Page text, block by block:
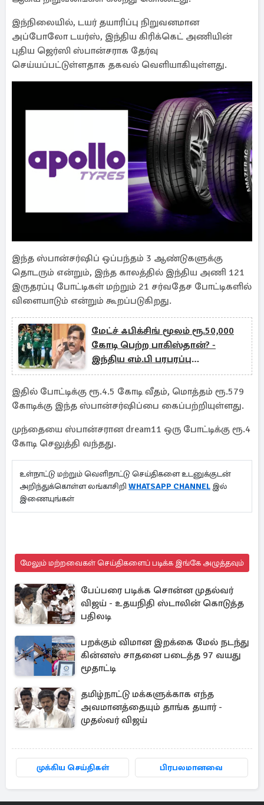
இந்நிலையில், டயர் தயாரிப்பு நிறுவனமான
அப்போலோ டயர்ஸ், இந்திய கிரிக்கெட் அணியின்
புதிய ஜெர்ஸி ஸ்பான்சராக தேர்வு
செய்யப்பட்டுள்ளதாக தகவல் வெளியாகியுள்ளது.
இந்த ஸ்பான்சர்ஷிப் ஒப்பந்தம் 3 ஆண்டுகளுக்கு
தொடரும் என்றும், இந்த காலத்தில் இந்திய அணி 121
இருதரப்பு போட்டிகள் மற்றும் 21 சர்வதேச போட்டிகளில்
விளையாடும் என்றும் கூறப்படுகிறது.
மேட்ச் ஃபிக்சிங் மூலம் ரூ.50,000
கோடி பெற்ற பாகிஸ்தான்? -
இந்திய எம்.பி பரபரப்பு
குற்றச்சாட்டு
இதில் போட்டிக்கு ரூ.4.5 கோடி வீதம், மொத்தம் ரூ.579
கோடிக்கு இந்த ஸ்பான்சர்ஷிப்பை கைப்பற்றியுள்ளது.
முந்தையை ஸ்பான்சரான dream11 ஒரு போட்டிக்கு ரூ.4
கோடி செலுத்தி வந்தது.
உள்நாட்டு மற்றும் வெளிநாட்டு செய்திகளை உடனுக்குடன்
அறிந்துக்கொள்ள லங்காசிறி WHATSAPP CHANNEL இல்
இணையுங்கள்
மேலும் மற்றவைகள் செய்திகளைப் படிக்க இங்கே அழுத்தவும்
பேப்பரை படிக்க சொன்ன முதல்வர்
விஜய் - உதயநிதி ஸ்டாலின் கொடுத்த
பதிலடி
பறக்கும் விமான இறக்கை மேல் நடந்து
கின்னஸ் சாதனை படைத்த 97 வயது
மூதாட்டி
தமிழ்நாட்டு மக்களுக்காக எந்த
அவமானத்தையும் தாங்க தயார் -
முதல்வர் விஜய்
முக்கிய செய்திகள் பிரபலமானவை